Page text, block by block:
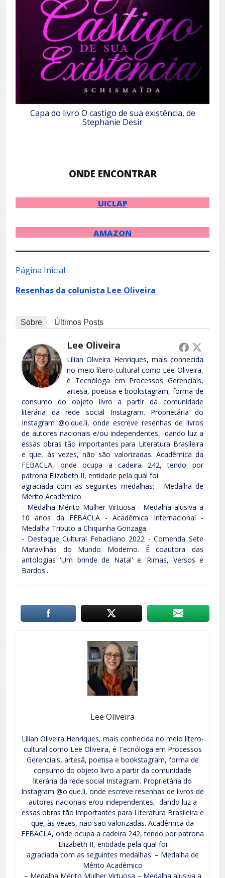
Capa do livro O castigo de sua existência, de
Stephanie Desir
ONDE ENCONTRAR
UICLAP
AMAZON
Página Inicial
Resenhas da colunista Lee Oliveira
Sobre Últimos Posts
Lee Oliveira
Lílian Oliveira Henriques, mais conhecida
no meio lítero-cultural como Lee Oliveira,
é Tecnóloga em Processos Gerenciais,
artesã, poetisa e bookstagram, forma de
consumo do objeto livro a partir da comunidade
literária da rede social Instagram. Proprietária do
Instagram @o.que.li, onde escreve resenhas de livros
de autores nacionais e/ou independentes, dando luz a
essas obras tão importantes para Literatura Brasileira
e que, às vezes, não são valorizadas. Acadêmica da
FEBACLA, onde ocupa a cadeira 242, tendo por
patrona Elizabeth II, entidade pela qual foi
agraciada com as seguintes medalhas: - Medalha de
Mérito Acadêmico
- Medalha Mérito Mulher Virtuosa - Medalha alusiva a
10 anos da FEBACLA - Acadêmica Internacional -
Medalha Tributo a Chiquinha Gonzaga
- Destaque Cultural Febacliano 2022 - Comenda Sete
Maravilhas do Mundo Moderno. É coautora das
antologias 'Um brinde de Natal' e 'Rimas, Versos e
Bardos'.
Lee Oliveira
Lílian Oliveira Henriques, mais conhecida no meio lítero-
cultural como Lee Oliveira, é Tecnóloga em Processos
Gerenciais, artesã, poetisa e bookstagram, forma de
consumo do objeto livro a partir da comunidade
literária da rede social Instagram. Proprietária do
Instagram @o.que.li, onde escreve resenhas de livros de
autores nacionais e/ou independentes, dando luz a
essas obras tão importantes para Literatura Brasileira e
que, às vezes, não são valorizadas. Acadêmica da
FEBACLA, onde ocupa a cadeira 242, tendo por patrona
Elizabeth II, entidade pela qual foi
agraciada com as seguintes medalhas: – Medalha de
Mérito Acadêmico
– Medalha Mérito Mulher Virtuosa – Medalha alusiva a